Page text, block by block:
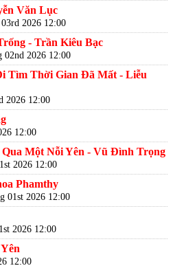
Văn Lục
2026 12:00
- Trần Kiêu Bạc
02nd 2026 12:00
Tìm Thời Gian Đã Mất - Liễu
2026 12:00
12:00
Một Nỗi Yên - Vũ Đình Trọng
2026 12:00
Phamthy
01st 2026 12:00
2026 12:00
12:00